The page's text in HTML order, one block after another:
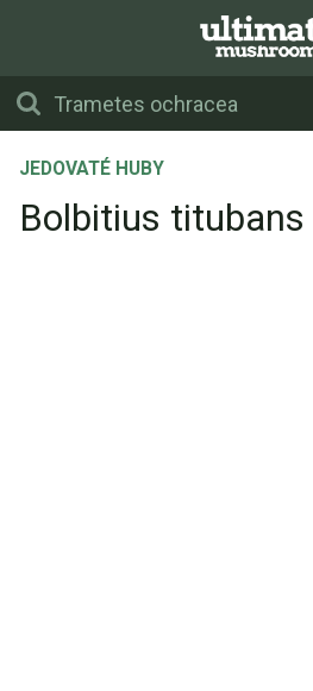
JEDOVATÉ HUBY
Bolbitius titubans